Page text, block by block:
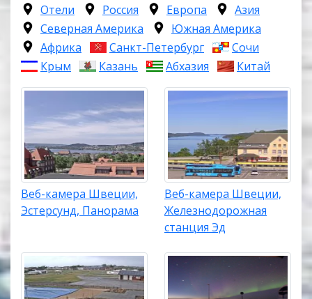
Отели Россия Европа
Азия
Северная Америка
Южная Америка
Африка
Санкт-Петербург
Сочи
Крым
Казань Абхазия Китай
Веб-камера Швеции,
Эстерсунд, Панорама
Веб-камера Швеции,
Железнодорожная
станция Эд